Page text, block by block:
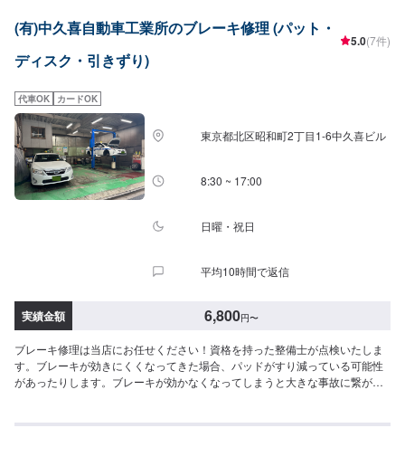
全と安心をお約束します。●ハイブリッド車・電気自動車の修理に対応アサカ
ワ自動車は、ハイブリット車・電気自動車の取扱工場です。（労働安全衛生
法第59条で規定の『低圧電気取扱特別教育実施工場』）●最新の設備と有資
フが、あなたのお車を隅々までチェック、メンテナンスします。\パーツ持ち
込みについて/パーツのお持ち込みは可能です！ご希望の方はオファーをお送
りいただく際に、パーツの詳細とお車の車検証、または車種情報をお送りく
ださい。場合によっては対応できかねることもございますので、あらかじめ
ご了承ください。\代車について/作業中は代車をお出しすることも可能ですの
で、ご希望の方はお気軽にお申し付けください。※燃料代はお客さま負担とな
ります。\営業時間・定休日/営業時間：8:45～18:00定休日：日曜日
(有)中久喜自動車工業所のブレーキ修理 (パット・
ディスク・引きずり)
5.0(7件)
代車OK カードOK
東京都北区昭和町2丁目1-6中久喜ビル
8:30 ~ 17:00
日曜・祝日
平均10時間で返信
実績金額 6,800円〜
ブレーキ修理は当店にお任せください！資格を持った整備士が点検いたしま
す。ブレーキが効きにくくなってきた場合、パッドがすり減っている可能性
があったりします。ブレーキが効かなくなってしまうと大きな事故に繋がっ
11,300円~